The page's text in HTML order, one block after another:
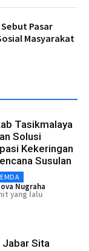
Pasar
Masyarakat
Tasikmalaya
Solusi
Kekeringan
Susulan
Nugraha
yang lalu
Jabar Sita